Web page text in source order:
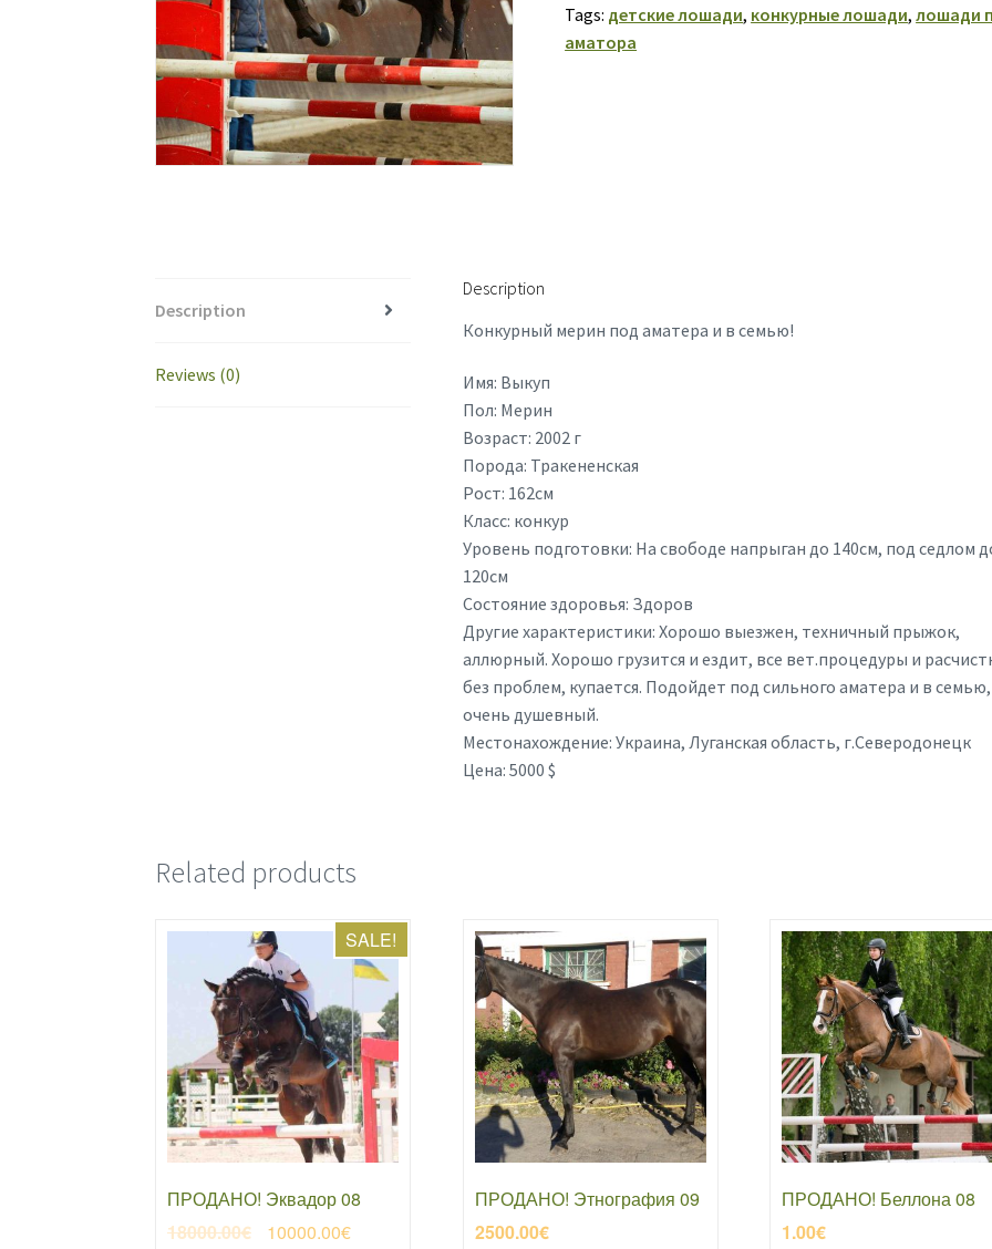
Tags: детские лошади, конкурные лошади,лошади
аматора
Description
Reviews (0)
Description
Конкурный мерин под аматера и в семью!
Имя: Выкуп
Пол: Мерин
Возраст: 2002 г
Порода: Тракененская
Рост: 162см
Класс: конкур
Уровень подготовки: На свободе напрыган до 140см, под седлом
120см
Состояние здоровья: Здоров
Другие характеристики: Хорошо выезжен, техничный прыжок,
аллюрный. Хорошо грузится и ездит, все вет.процедуры и
без проблем, купается. Подойдет под сильного аматера и в семью,
очень душевный.
Местонахождение: Украина, Луганская область, г.Северодонецк
Цена: 5000 $
Related products
ПРОДАНО! Эквадор 08
SALE!
18000.00€
Original
10000.00€Current
ПРОДАНО! Этнография 09
2500.00€
ПРОДАНО! Беллона 08
1.00€